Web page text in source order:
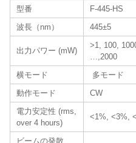
型番
F-445-HS
波長（nm）
445±5
出力パワー (mW)
>1, 100,
…,2000
横モード
多モード
動作モード
CW
電力安定性 (rms,
over 4 hours)
<1%, <3%,
ビームの発散